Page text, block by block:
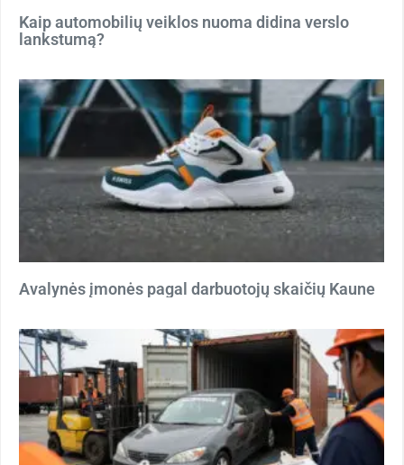
Kaip automobilių veiklos nuoma didina verslo
lankstumą?
Avalynės įmonės pagal darbuotojų skaičių Kaune